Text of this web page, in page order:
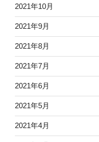
2021年10月
2021年9月
2021年8月
2021年7月
2021年6月
2021年5月
2021年4月